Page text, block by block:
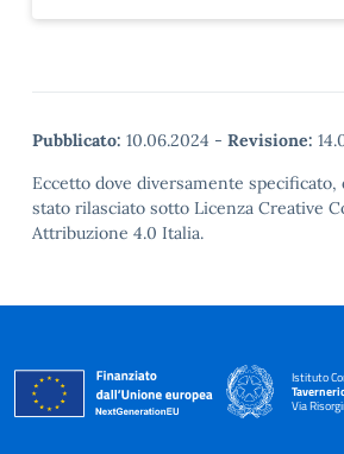
Pubblicato: 10.06.2024 - Revisione:
Eccetto dove diversamente specificato,
stato rilasciato sotto Licenza Creative
Attribuzione 4.0 Italia.
Istituto
Via
— Visita